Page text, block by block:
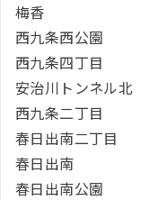
梅香
西九条西公園
西九条四丁目
安治川トンネル北
西九条二丁目
春日出南二丁目
春日出南
春日出南公園